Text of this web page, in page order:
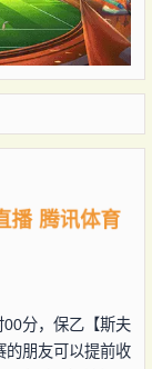
播 腾讯体育
00分，保乙【斯夫
的朋友可以提前收